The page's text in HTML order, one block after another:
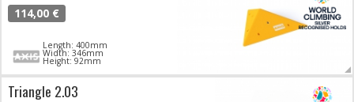
114,00 €
Length: 400mm
Width: 346mm
Height: 92mm
Triangle 2.03